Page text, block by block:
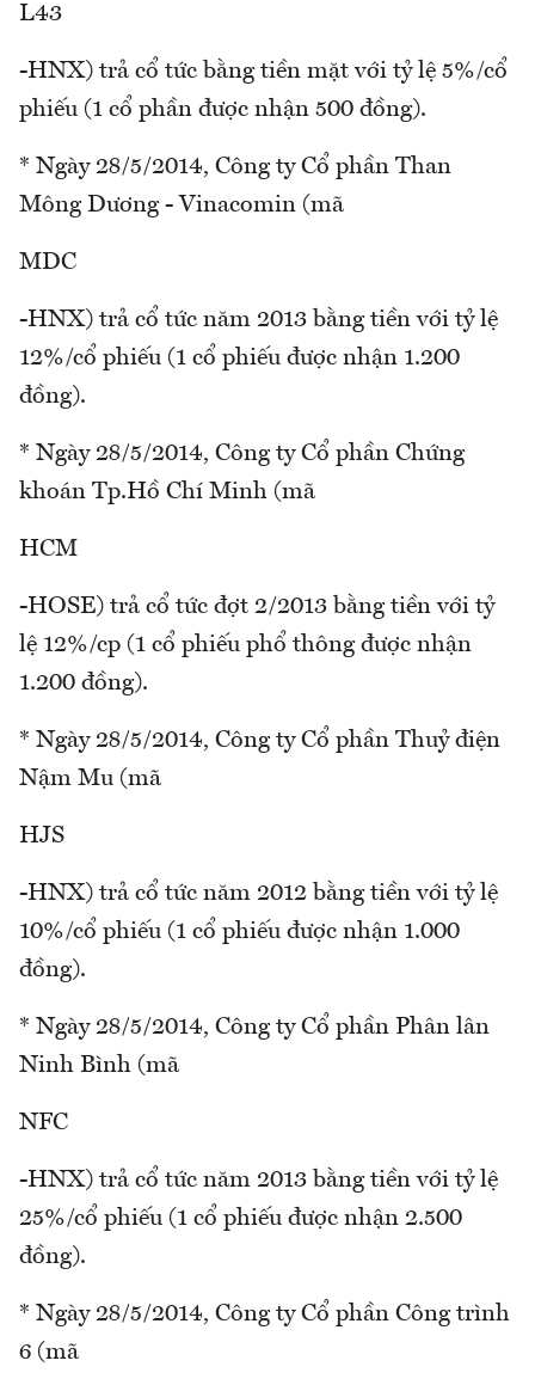
L43
-HNX) trả cổ tức bằng tiền mặt với tỷ lệ 5%/cổ
phiếu (1 cổ phần được nhận 500 đồng).
* Ngày 28/5/2014, Công ty Cổ phần Than
Mông Dương - Vinacomin (mã
MDC
-HNX) trả cổ tức năm 2013 bằng tiền với tỷ lệ
12%/cổ phiếu (1 cổ phiếu được nhận 1.200
đồng).
* Ngày 28/5/2014, Công ty Cổ phần Chứng
khoán Tp.Hồ Chí Minh (mã
HCM
-HOSE) trả cổ tức đợt 2/2013 bằng tiền với tỷ
lệ 12%/cp (1 cổ phiếu phổ thông được nhận
1.200 đồng).
* Ngày 28/5/2014, Công ty Cổ phần Thuỷ điện
Nậm Mu (mã
HJS
-HNX) trả cổ tức năm 2012 bằng tiền với tỷ lệ
10%/cổ phiếu (1 cổ phiếu được nhận 1.000
đồng).
* Ngày 28/5/2014, Công ty Cổ phần Phân lân
Ninh Bình (mã
NFC
-HNX) trả cổ tức năm 2013 bằng tiền với tỷ lệ
25%/cổ phiếu (1 cổ phiếu được nhận 2.500
đồng).
* Ngày 28/5/2014, Công ty Cổ phần Công trình
6 (mã